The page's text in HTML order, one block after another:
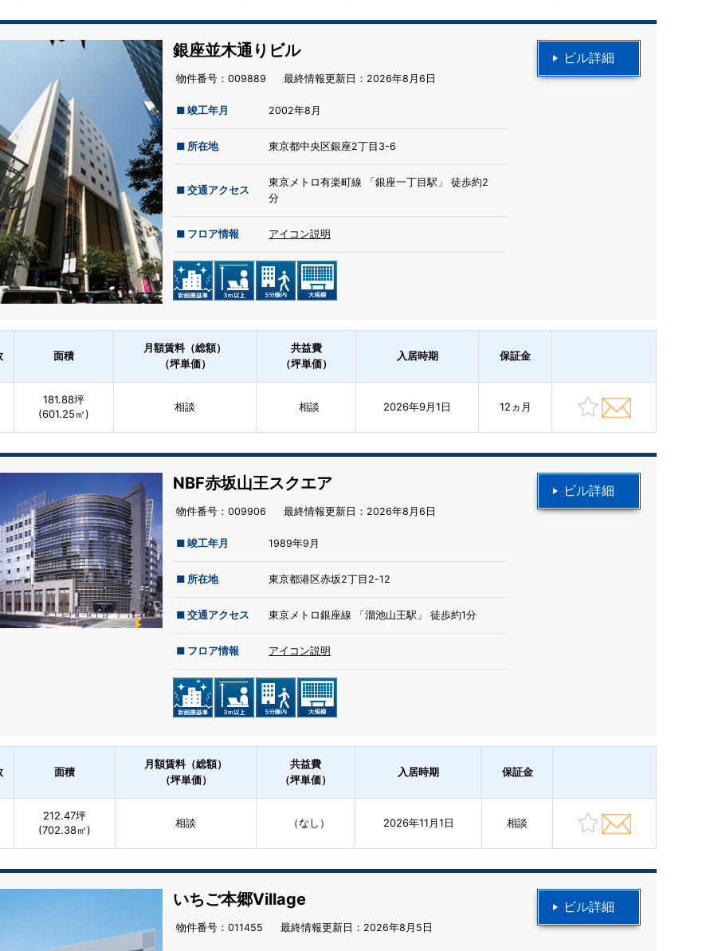
ビル詳細
銀座並木通りビル
物件番号：009889 最終情報更新⽇：2026年8月6日
■ 竣工年月 2002年8月
■ 所在地 東京都中央区銀座2丁目3-6
■ 交通アクセス
東京メトロ有楽町線 「銀座一丁目駅」 徒歩約2
分
■ フロア情報 アイコン説明
面積
月額賃料（総額）
（坪単価）
共益費
（坪単価）
入居時期 保証金
181.88坪
(601.25㎡)
相談 相談 2026年9月1日 12ヵ月
ビル詳細
NBF赤坂山王スクエア
物件番号：009906 最終情報更新⽇：2026年8月6日
■ 竣工年月 1989年9月
■ 所在地 東京都港区赤坂2丁目2-12
■ 交通アクセス 東京メトロ銀座線 「溜池山王駅」 徒歩約1分
■ フロア情報 アイコン説明
面積
月額賃料（総額）
（坪単価）
共益費
（坪単価）
入居時期 保証金
212.47坪
(702.38㎡)
相談 （なし） 2026年11月1日 相談
ビル詳細
いちご本郷Village
物件番号：011455 最終情報更新⽇：2026年8月5日